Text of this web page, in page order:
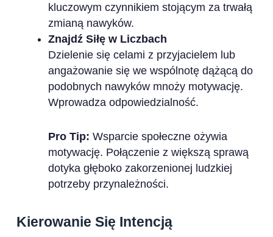
kluczowym czynnikiem stojącym za trwałą
zmianą nawyków.
Znajdź Siłę w Liczbach
Dzielenie się celami z przyjacielem lub
angażowanie się we wspólnotę dążącą do
podobnych nawyków mnoży motywację.
Wprowadza odpowiedzialność.
Pro Tip: Wsparcie społeczne ożywia
motywację. Połączenie z większą sprawą
dotyka głęboko zakorzenionej ludzkiej
potrzeby przynależności.
Kierowanie Się Intencją